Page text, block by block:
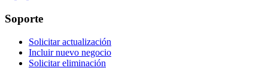
Soporte
Solicitar actualización
Incluir nuevo negocio
Solicitar eliminación